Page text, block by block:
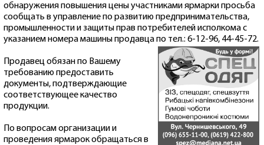
обнаружения повышения цены участниками ярмарки просьба
сообщать в управление по развитию предпринимательства,
промышленности и защиты прав потребителей исполкома с
указанием номера машины продавца по тел.: 6-12-96, 44-45-72.
Продавец обязан по Вашему
требованию предоставить
документы, подтверждающие
соответствующее качество
продукции.
По вопросам организации и
проведения ярмарок обращаться в